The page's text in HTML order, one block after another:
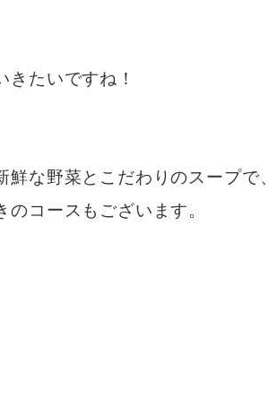
たいですね！
な野菜とこだわりのスープで
コースもございます。